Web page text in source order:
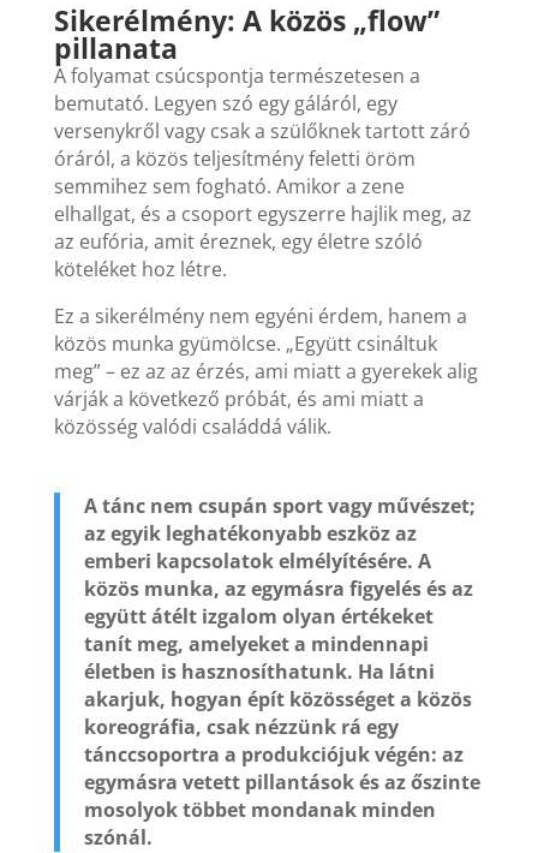
Sikerélmény: A közös „flow”
pillanata
A folyamat csúcspontja természetesen a
bemutató. Legyen szó egy gáláról, egy
versenykről vagy csak a szülőknek tartott záró
óráról, a közös teljesítmény feletti öröm
semmihez sem fogható. Amikor a zene
elhallgat, és a csoport egyszerre hajlik meg, az
az eufória, amit éreznek, egy életre szóló
köteléket hoz létre.
Ez a sikerélmény nem egyéni érdem, hanem a
közös munka gyümölcse. „Együtt csináltuk
meg” – ez az az érzés, ami miatt a gyerekek alig
várják a következő próbát, és ami miatt a
közösség valódi családdá válik.
A tánc nem csupán sport vagy művészet;
az egyik leghatékonyabb eszköz az
emberi kapcsolatok elmélyítésére. A
közös munka, az egymásra figyelés és az
együtt átélt izgalom olyan értékeket
tanít meg, amelyeket a mindennapi
életben is hasznosíthatunk. Ha látni
akarjuk, hogyan épít közösséget a közös
koreográfia, csak nézzünk rá egy
tánccsoportra a produkciójuk végén: az
egymásra vetett pillantások és az őszinte
mosolyok többet mondanak minden
szónál.